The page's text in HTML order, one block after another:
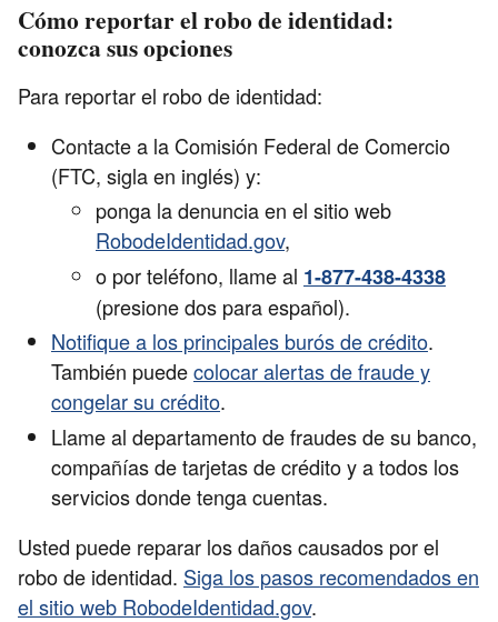
Cómo reportar el robo de identidad:
conozca sus opciones
Para reportar el robo de identidad:
Contacte a la Comisión Federal de Comercio
(FTC, sigla en inglés) y:
ponga la denuncia en el sitio web
RobodeIdentidad.gov,
o por teléfono, llame al 1-877-438-4338
(presione dos para español).
Notifique a los principales burós de crédito.
También puedecolocar alertas de fraude y
congelar su crédito.
Llame al departamento de fraudes de su banco,
compañías de tarjetas de crédito y a todos los
servicios donde tenga cuentas.
Usted puede reparar los daños causados por el
robo de identidad. Siga los pasos recomendados en
el sitio web RobodeIdentidad.gov.